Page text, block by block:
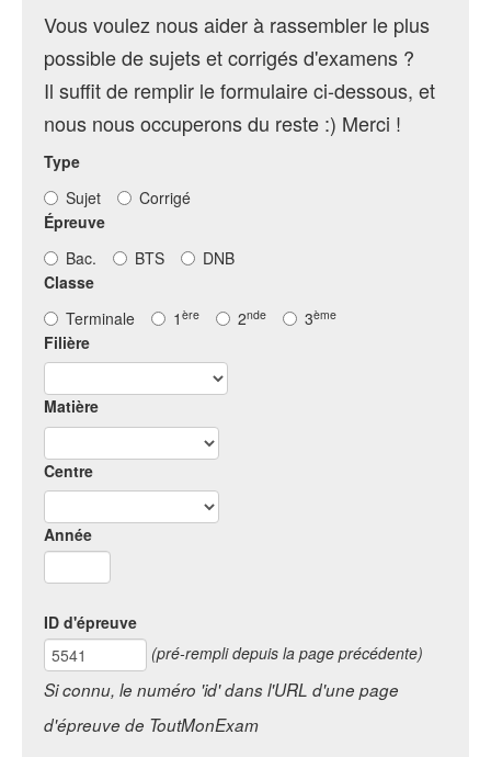
Vous voulez nous aider à rassembler le plus
possible de sujets et corrigés d'examens ?
Il suffit de remplir le formulaire ci-dessous, et
nous nous occuperons du reste :) Merci !
Type
Sujet
Corrigé
Épreuve
Bac.
BTS
DNB
Classe
Terminale
1 ère 2nde 3ème
Filière
Matière
Centre
Année
ID d'épreuve
(pré-rempli depuis la page précédente)
Si connu, le numéro 'id' dans l'URL d'une page
d'épreuve de ToutMonExam